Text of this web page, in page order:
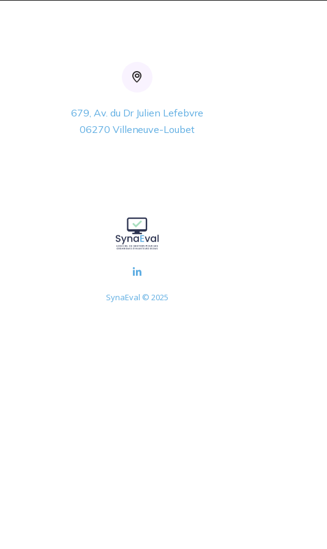
679, Av. du Dr Julien Lefebvre
06270 Villeneuve-Loubet
SynaEval © 2025